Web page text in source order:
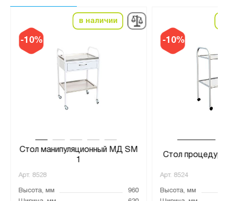
-10%
в наличии
Стол манипуляционный МД SM
1
Арт. 8528
Высота, мм
960
-10%
Стол
Арт. 8524
Высота, мм